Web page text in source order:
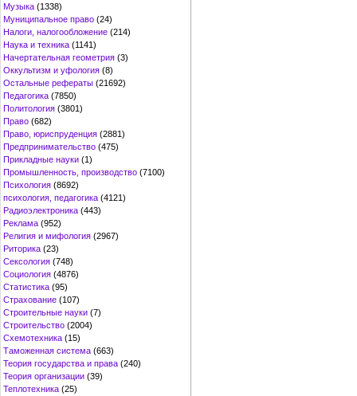
Музыка (1338)
Муниципальное право (24)
Налоги, налогообложение (214)
Наука и техника (1141)
Начертательная геометрия (3)
Оккультизм и уфология (8)
Остальные рефераты (21692)
Педагогика (7850)
Политология (3801)
Право (682)
Право, юриспруденция (2881)
Предпринимательство (475)
Прикладные науки (1)
Промышленность, производство (7100)
Психология (8692)
психология, педагогика (4121)
Радиоэлектроника (443)
Реклама (952)
Религия и мифология (2967)
Риторика (23)
Сексология (748)
Социология (4876)
Статистика (95)
Страхование (107)
Строительные науки (7)
Строительство (2004)
Схемотехника (15)
Таможенная система (663)
Теория государства и права (240)
Теория организации (39)
Теплотехника (25)